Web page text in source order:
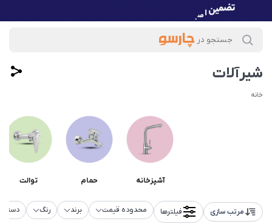
شیرآلات
خانه
آشپزخانه حمام توالت
مرتب سازی فیلترها محدوده قیمت برند رنگ